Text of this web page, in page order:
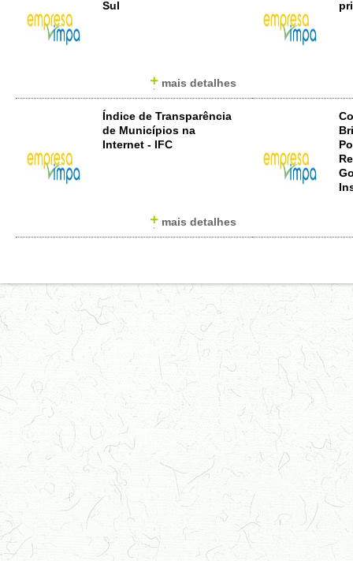
Sul
mais detalhes
Índice de Transparência
de Municípios na
Internet - IFC
mais detalhes